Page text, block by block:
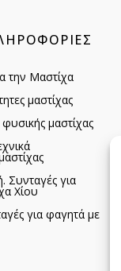
την Μαστίχα
μαστίχας
μαστίχας
Συνταγές για
Χίου
για φαγητά με